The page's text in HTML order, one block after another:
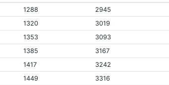
1288 2945
1320 3019
1353 3093
1385 3167
1417 3242
1449 3316